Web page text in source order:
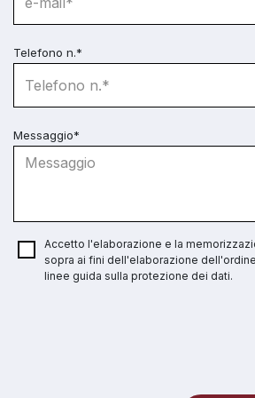
Telefono n.*
Messaggio*
Accetto l'elaborazione e la
sopra ai fini dell'elaborazione
linee guida sulla protezione dei dati.